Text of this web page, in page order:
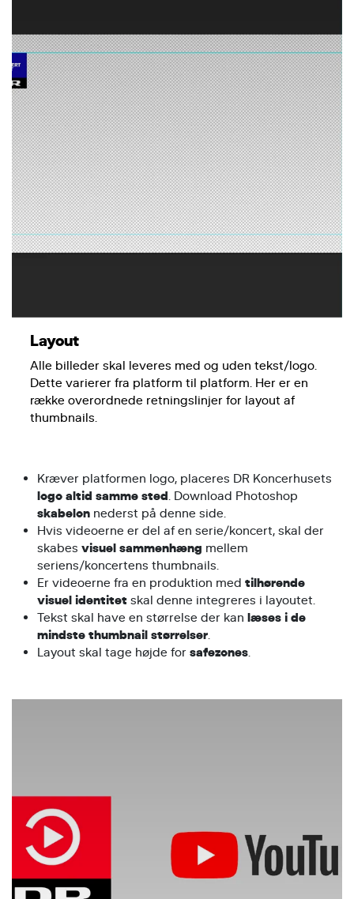
Layout
Alle billeder skal leveres med og uden tekst/logo.
Dette varierer fra platform til platform. Her er en
række overordnede retningslinjer for layout af
thumbnails.
Kræver platformen logo, placeres DR Koncerhusets
logo altid samme sted. Download Photoshop
skabelon nederst på denne side.
Hvis videoerne er del af en serie/koncert, skal der
skabes visuel sammenhæng mellem
seriens/koncertens thumbnails.
Er videoerne fra en produktion med tilhørende
visuel identitet skal denne integreres i layoutet.
Tekst skal have en størrelse der kan læses i de
mindste thumbnail størrelser.
Layout skal tage højde for safezones.